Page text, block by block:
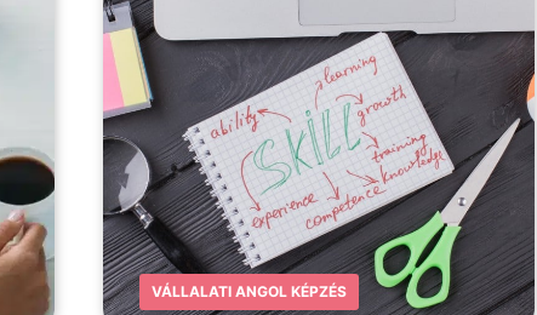
VÁLLALATI ANGOL KÉPZÉS